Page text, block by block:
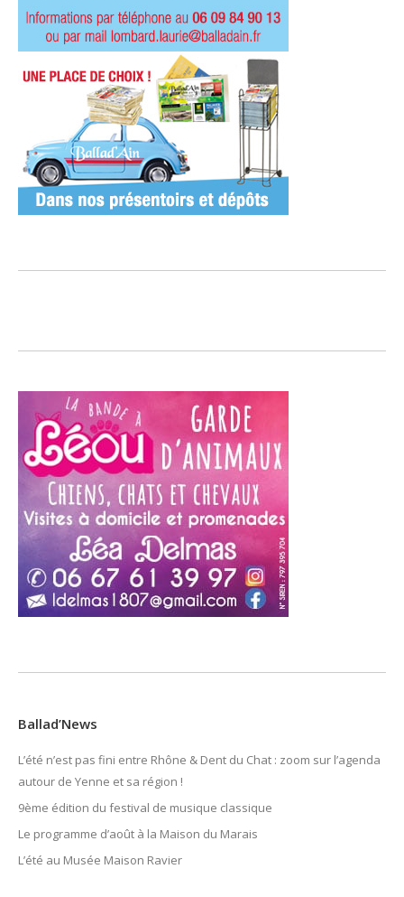
Ballad’News
L’été n’est pas fini entre Rhône & Dent du Chat : zoom sur l’agenda
autour de Yenne et sa région !
9ème édition du festival de musique classique
Le programme d’août à la Maison du Marais
L’été au Musée Maison Ravier